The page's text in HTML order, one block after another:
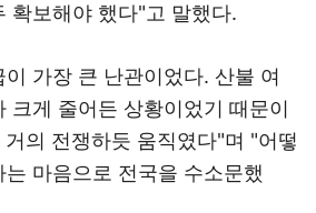
확보해야 했다"고 말했다.
가장 큰 난관이었다. 산불 여
크게 줄어든 상황이었기 때문이
의 전쟁하듯 움직였다"며 "어떻
마음으로 전국을 수소문했